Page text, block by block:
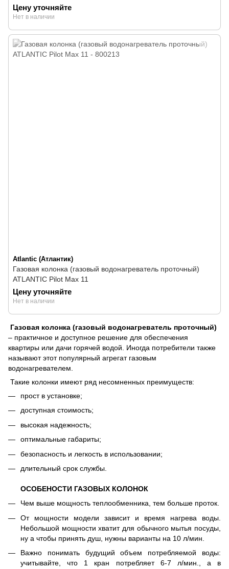
Цену уточняйте
Нет в наличии
Atlantic (Атлантик)
Газовая колонка (газовый водонагреватель проточный)
ATLANTIC Pilot Max 11
Цену уточняйте
Нет в наличии
Газовая колонка (газовый водонагреватель проточный)
– практичное и доступное решение для обеспечения
квартиры или дачи горячей водой. Иногда потребители также
называют этот популярный агрегат газовым
водонагревателем.
Такие колонки имеют ряд несомненных преимуществ:
прост в установке;
доступная стоимость;
высокая надежность;
оптимальные габариты;
безопасность и легкость в использовании;
длительный срок службы.
ОСОБЕНОСТИ ГАЗОВЫХ КОЛОНОК
Чем выше мощность теплообменника, тем больше проток.
От мощности модели зависит и время нагрева воды.
Небольшой мощности хватит для обычного мытья посуды,
ну а чтобы принять душ, нужны варианты на 10 л/мин.
Важно понимать будущий объем потребляемой воды:
учитывайте, что 1 кран потребляет 6-7 л/мин., а в